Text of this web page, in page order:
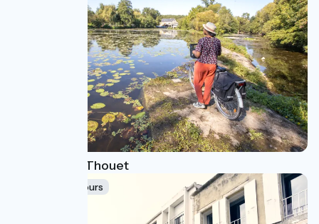
La vallée du Thouet
Idée de parcours